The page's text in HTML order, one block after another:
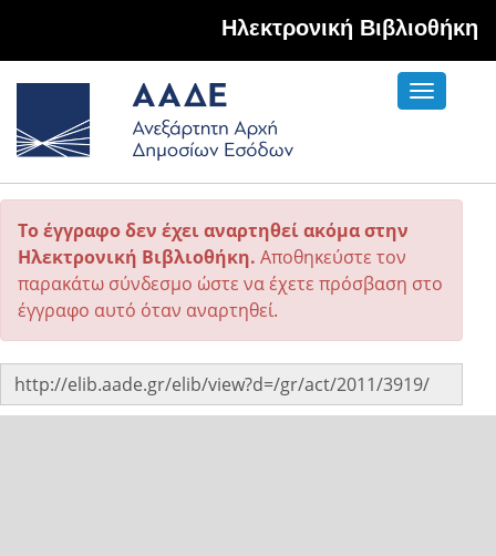
Hλεκτρονική Βιβλιοθήκη
Toggle
Το έγγραφο δεν έχει αναρτηθεί ακόμα στην
Ηλεκτρονική Βιβλιοθήκη. Αποθηκεύστε τον
παρακάτω σύνδεσμο ώστε να έχετε πρόσβαση στο
έγγραφο αυτό όταν αναρτηθεί.